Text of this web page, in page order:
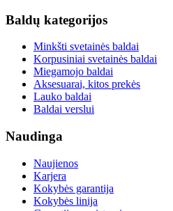
Baldų kategorijos
Minkšti svetainės baldai
Korpusiniai svetainės baldai
Miegamojo baldai
Aksesuarai, kitos prekės
Lauko baldai
Baldai verslui
Naudinga
Naujienos
Karjera
Kokybės garantija
Kokybės linija